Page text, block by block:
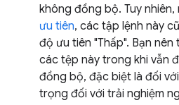
không đồng bộ. Tuy
ưu tiên, các tập lệnh này
độ ưu tiên "Thấp". Bạn
các tệp này trong khi vẫn
đồng bộ, đặc biệt là đối
trọng đối với trải nghiệm